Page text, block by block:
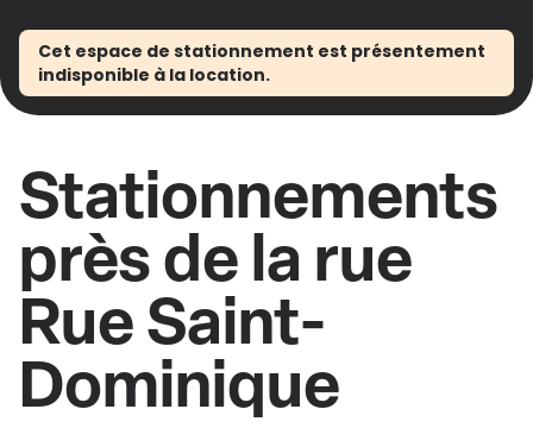
Cet espace de stationnement est présentement
indisponible à la location.
Stationnements
près de la rue
Rue Saint-
Dominique